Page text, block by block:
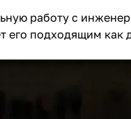
работу с
его подходящим как